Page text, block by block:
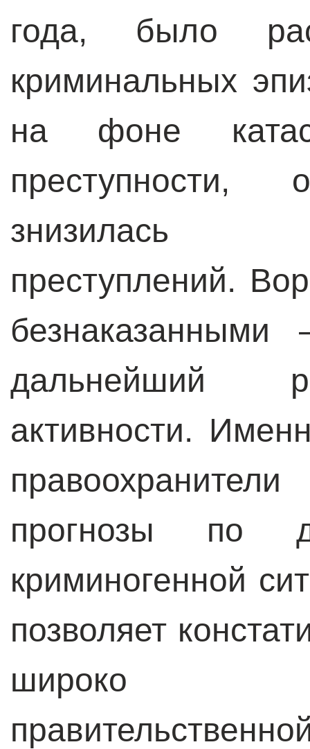
года, было
криминальных
на фоне
преступности,
знизилась
преступлений.
дальнейший
активности.
прогнозы по
криминогенной
позволяет
широко